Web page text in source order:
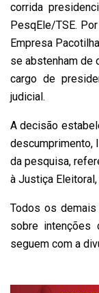
corrida
PesqEle/TSE.
Empresa
se abstenham de
cargo de
judicial.
A decisão
descumprimento,
da pesquisa,
à Justiça
Todos os
sobre intenções
seguem com a